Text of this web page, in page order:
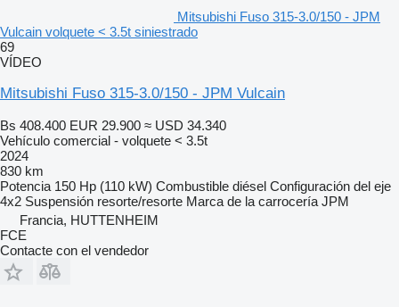
Mitsubishi Fuso 315-3.0/150 - JPM
Vulcain volquete < 3.5t siniestrado
69
VÍDEO
Mitsubishi Fuso 315-3.0/150 - JPM Vulcain
Bs 408.400 EUR 29.900 ≈ USD 34.340
Vehículo comercial - volquete < 3.5t
2024
830 km
Potencia 150 Hp (110 kW) Combustible diésel Configuración del eje
4x2 Suspensión resorte/resorte Marca de la carrocería JPM
Francia, HUTTENHEIM
FCE
Contacte con el vendedor